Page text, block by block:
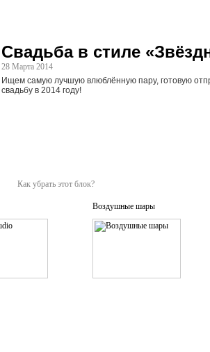
Свадьба в стиле
28 Марта 2014
Ищем самую лучшую влюблённую пару, готовую
свадьбу в 2014 году!
Как убрать этот блок?
Воздушные шары